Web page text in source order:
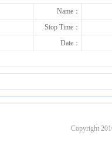
Name：
Stop Time：
Date：
Copyright